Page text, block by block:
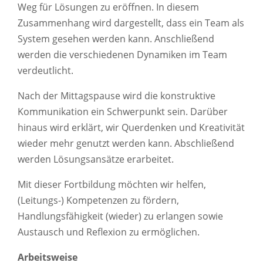
Weg für Lösungen zu eröffnen. In diesem
Zusammenhang wird dargestellt, dass ein Team als
System gesehen werden kann. Anschließend
werden die verschiedenen Dynamiken im Team
verdeutlicht.
Nach der Mittagspause wird die konstruktive
Kommunikation ein Schwerpunkt sein. Darüber
hinaus wird erklärt, wir Querdenken und Kreativität
wieder mehr genutzt werden kann. Abschließend
werden Lösungsansätze erarbeitet.
Mit dieser Fortbildung möchten wir helfen,
(Leitungs-) Kompetenzen zu fördern,
Handlungsfähigkeit (wieder) zu erlangen sowie
Austausch und Reflexion zu ermöglichen.
Arbeitsweise